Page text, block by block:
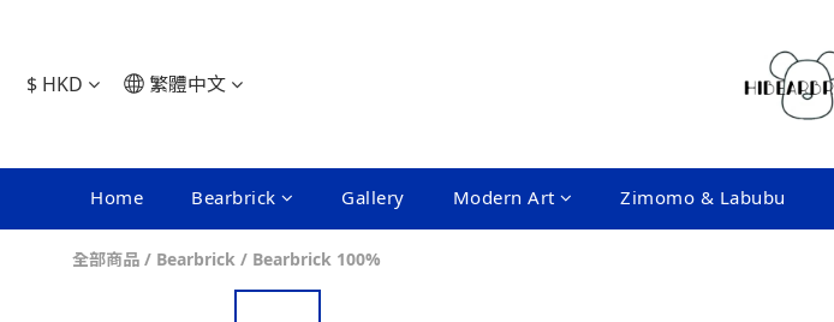
$ HKD 繁體中文
Home Bearbrick Gallery Modern Art Zimomo & Labubu
全部商品 / Bearbrick / Bearbrick 100%